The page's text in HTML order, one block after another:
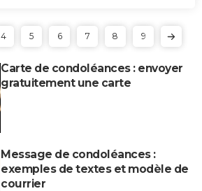
4 5 6 7 8 9
Carte de condoléances : envoyer
gratuitement une carte
Message de condoléances :
exemples de textes et modèle de
courrier